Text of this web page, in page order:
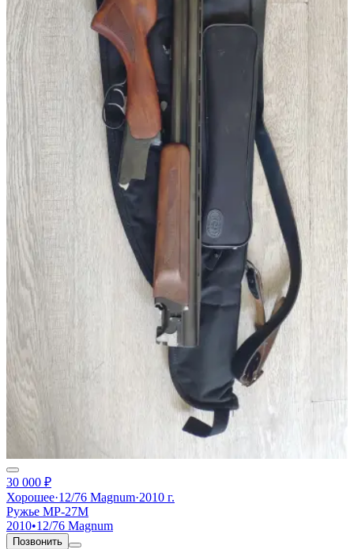
30 000 ₽
Хорошее·12/76 Magnum·2010 г.
Ружье МР-27М
2010•12/76 Magnum
Позвонить